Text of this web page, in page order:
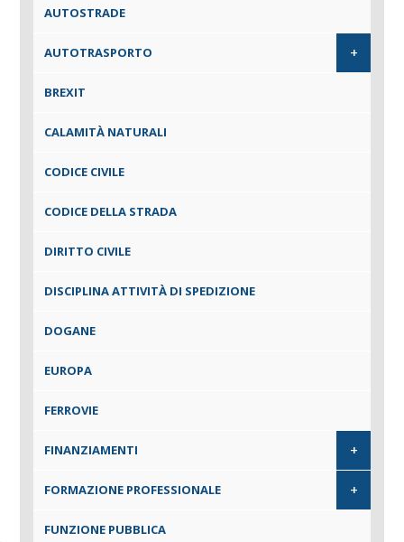
AUTOSTRADE
AUTOTRASPORTO +
BREXIT
CALAMITÀ NATURALI
CODICE CIVILE
CODICE DELLA STRADA
DIRITTO CIVILE
DISCIPLINA ATTIVITÀ DI SPEDIZIONE
DOGANE
EUROPA
FERROVIE
FINANZIAMENTI +
FORMAZIONE PROFESSIONALE +
FUNZIONE PUBBLICA